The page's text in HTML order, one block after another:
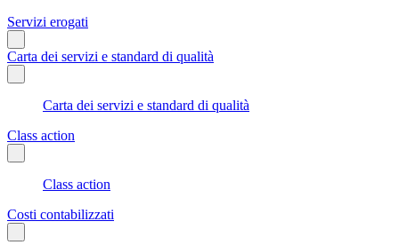
Servizi erogati
Carta dei servizi e standard di qualità
Carta dei servizi e standard di qualità
Class action
Class action
Costi contabilizzati